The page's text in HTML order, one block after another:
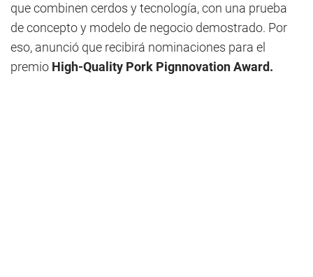
que combinen cerdos y tecnología, con una prueba
de concepto y modelo de negocio demostrado. Por
eso, anunció que recibirá nominaciones para el
premio High-Quality Pork Pignnovation Award.